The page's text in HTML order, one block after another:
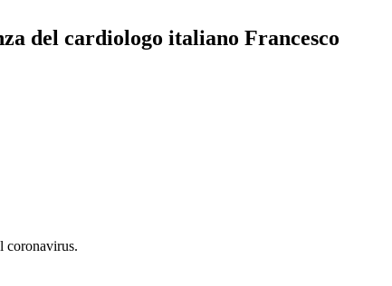
del cardiologo italiano Francesco
coronavirus.